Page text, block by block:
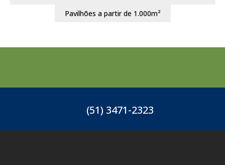
Pavilhões a partir de 1.000m²
(51) 3471-2323